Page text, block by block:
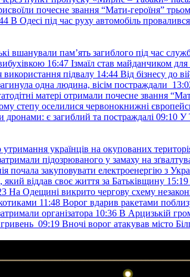
почесне звання “Мати-героїня”
В Одесі під час руху автомобіль
вшанували пам’ять загиблого під час
16:47 Ізмаїл став майданчиком
підвалу 14:44 Від бізнесу до
одна людина, вісім постраждали
матері отримали почесне звання
степу оселилися червонокнижні
дронами: є загиблий та постраждалі 09:10 У
українців на окупованих
підозрюваного у замаху на
почала закуповувати електроенергію з
віддав своє життя за Батьківщину 15:19
На Одещині викрито чергову схему
11:48 Ворог вдарив ракетами
організатора 10:36 В Арцизькій
09:19 Вночі ворог атакував місто